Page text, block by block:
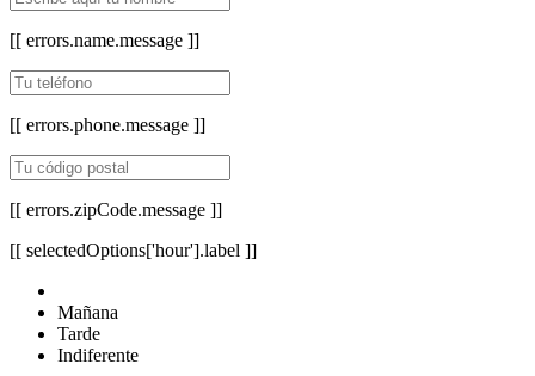
[[ errors.name.message ]]
[[ errors.phone.message ]]
[[ errors.zipCode.message ]]
[[ selectedOptions['hour'].label ]]
Mañana
Tarde
Indiferente